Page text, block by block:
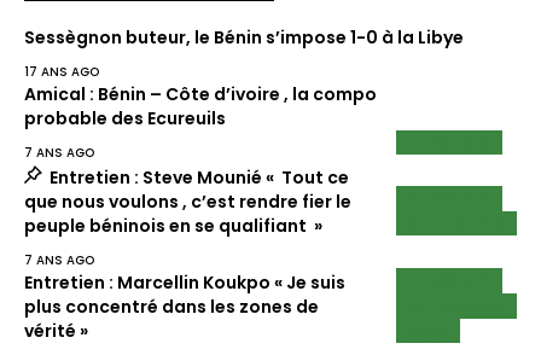
Sessègnon buteur, le Bénin s’impose 1-0 à la Libye
17 ANS AGO
Amical : Bénin – Côte d’ivoire , la compo
probable des Ecureuils
7 ANS AGO
Entretien : Steve Mounié « Tout ce
que nous voulons , c’est rendre fier le
peuple béninois en se qualifiant »
7 ANS AGO
Entretien : Marcellin Koukpo « Je suis
plus concentré dans les zones de
vérité »